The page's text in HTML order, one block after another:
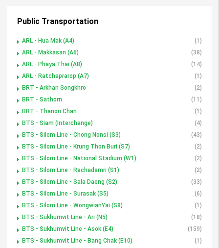
Public Transportation
ARL - Hua Mak (A4)
(1)
ARL - Makkasan (A6)
(38)
ARL - Phaya Thai (A8)
(14)
ARL - Ratchaprarop (A7)
(1)
BRT - Arkhan Songkhro
(2)
BRT - Sathorn
(11)
BRT - Thanon Chan
(1)
BTS - Siam (Interchange)
(4)
BTS - Silom Line - Chong Nonsi (S3)
(43)
BTS - Silom Line - Krung Thon Buri (S7)
(2)
BTS - Silom Line - National Stadium (W1)
(2)
BTS - Silom Line - Rachadamri (S1)
(2)
BTS - Silom Line - Sala Daeng (S2)
(33)
BTS - Silom Line - Surasak (S5)
(6)
BTS - Silom Line - WongwianYai (S8)
(1)
BTS - Sukhumvit Line - Ari (N5)
(18)
BTS - Sukhumvit Line - Asok (E4)
(159)
BTS - Sukhumvit Line - Bang Chak (E10)
(1)